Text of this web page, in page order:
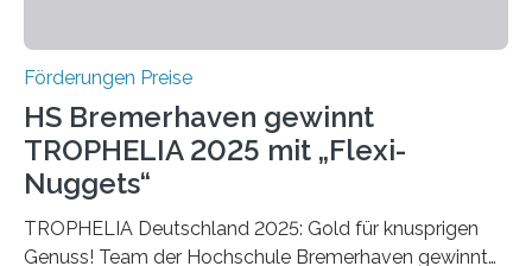
Förderungen Preise
HS Bremerhaven gewinnt
TROPHELIA 2025 mit „Flexi-
Nuggets“
TROPHELIA Deutschland 2025: Gold für knusprigen
Genuss! Team der Hochschule Bremerhaven gewinnt